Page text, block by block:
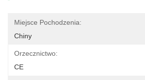
Miejsce Pochodzenia:
Chiny
Orzecznictwo:
CE